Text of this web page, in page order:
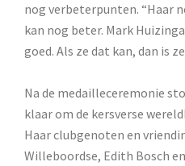
nog verbeterpunten. “Haar
kan nog beter. Mark
goed. Als ze dat kan, dan is
Na de medailleceremonie
klaar om de kersverse
Haar clubgenoten en
Willeboordse, Edith Bosch